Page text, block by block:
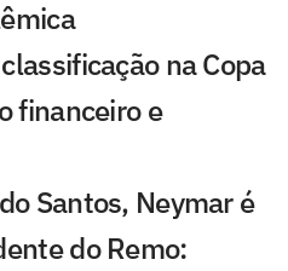
na Copa
financeiro e
Santos, Neymar é
do Remo: